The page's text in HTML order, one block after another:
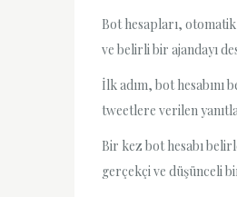
Bot hesapları,
ve belirli bir ajandayı
İlk adım, bot hesabını
tweetlere verilen
Bir kez bot hesabı
gerçekçi ve düşünceli